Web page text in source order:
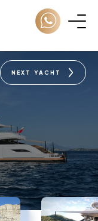
NEXT YACHT